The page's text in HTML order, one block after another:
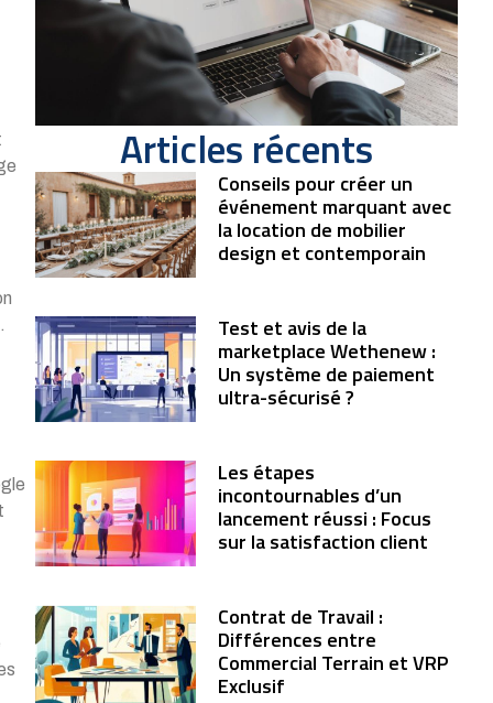
Articles récents
Conseils pour créer un
événement marquant avec
la location de mobilier
design et contemporain
Test et avis de la
marketplace Wethenew :
Un système de paiement
ultra-sécurisé ?
Les étapes
incontournables d’un
lancement réussi : Focus
sur la satisfaction client
Contrat de Travail :
Différences entre
Commercial Terrain et VRP
Exclusif